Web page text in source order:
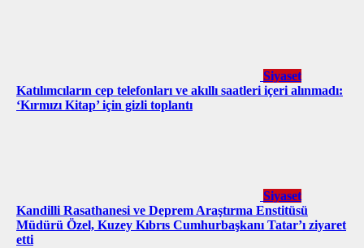
Siyaset
Katılımcıların cep telefonları ve akıllı saatleri içeri alınmadı:
‘Kırmızı Kitap’ için gizli toplantı
Siyaset
Kandilli Rasathanesi ve Deprem Araştırma Enstitüsü
Müdürü Özel, Kuzey Kıbrıs Cumhurbaşkanı Tatar’ı ziyaret
etti